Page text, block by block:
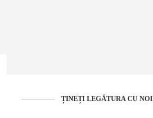
ȚINEȚI LEGĂTURA CU NOI